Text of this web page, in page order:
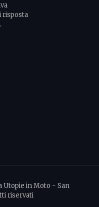
risposta
Utopie in Moto - San
riservati